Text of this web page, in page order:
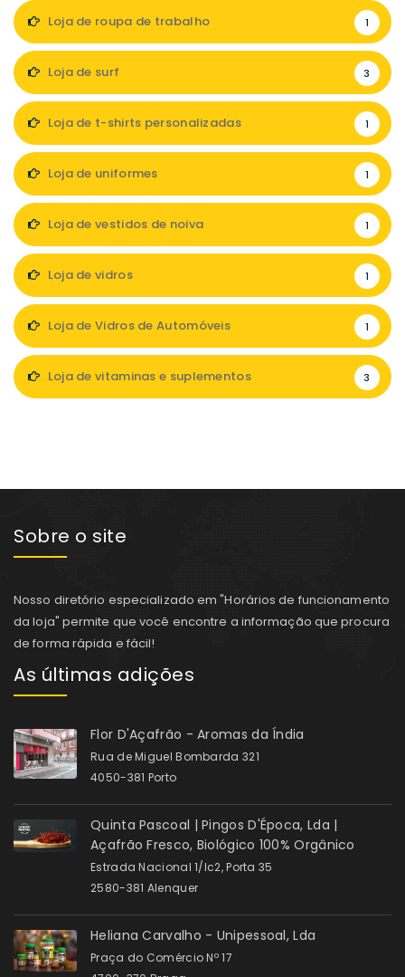
Loja de roupa de trabalho 1
Loja de surf 3
Loja de t-shirts personalizadas 1
Loja de uniformes 1
Loja de vestidos de noiva 1
Loja de vidros 1
Loja de Vidros de Automóveis 1
Loja de vitaminas e suplementos 3
Sobre o site
Nosso diretório especializado em "Horários de funcionamento
da loja" permite que você encontre a informação que procura
de forma rápida e fácil!
As últimas adições
Flor D'Açafrão - Aromas da Índia
Rua de Miguel Bombarda 321
4050-381 Porto
Quinta Pascoal | Pingos D'Época, Lda |
Açafrão Fresco, Biológico 100% Orgânico
Estrada Nacional 1/Ic2, Porta 35
2580-381 Alenquer
Heliana Carvalho - Unipessoal, Lda
Praça do Comércio Nº 17